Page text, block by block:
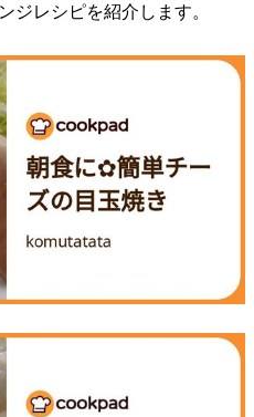
ジレシピを紹介します。